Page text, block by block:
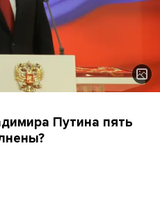
Путина пять